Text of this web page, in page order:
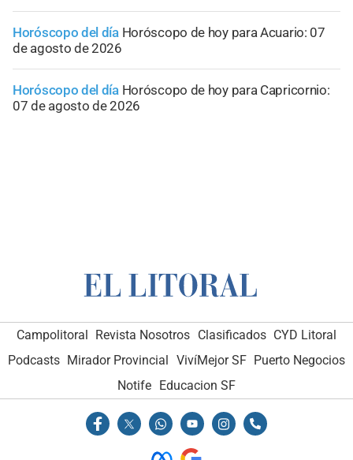
Horóscopo del día Horóscopo de hoy para Acuario: 07
de agosto de 2026
Horóscopo del día Horóscopo de hoy para Capricornio:
07 de agosto de 2026
Campolitoral Revista Nosotros Clasificados CYD Litoral
Podcasts Mirador Provincial VivíMejor SF Puerto Negocios
Notife Educacion SF